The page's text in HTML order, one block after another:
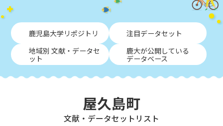
鹿児島大学リポジトリ
注目データセット
地域別 文献・データセ
ット
鹿大が公開している
データベース
屋久島町
⽂献・データセットリスト
ホーム
ABOUT
KGOS発信
NEWS